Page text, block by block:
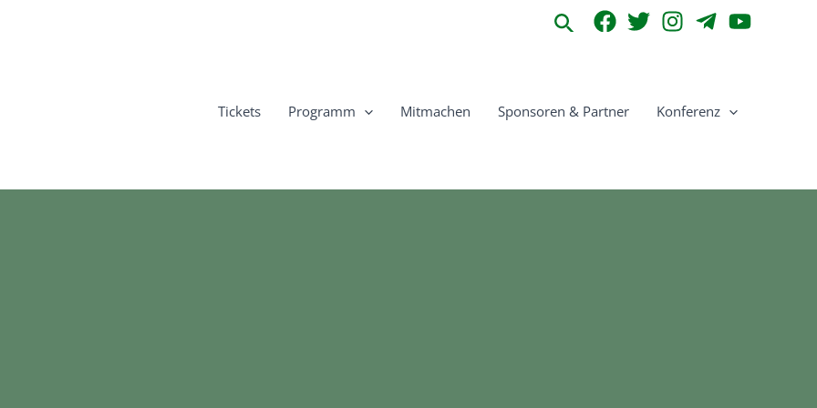
Suchen
Tickets Programm Mitmachen Sponsoren & Partner Konferenz